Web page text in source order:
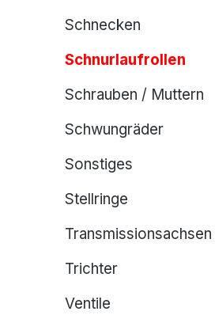
Schnecken
Schnurlaufrollen
Schrauben / Muttern
Schwungräder
Sonstiges
Stellringe
Transmissionsachsen
Trichter
Ventile